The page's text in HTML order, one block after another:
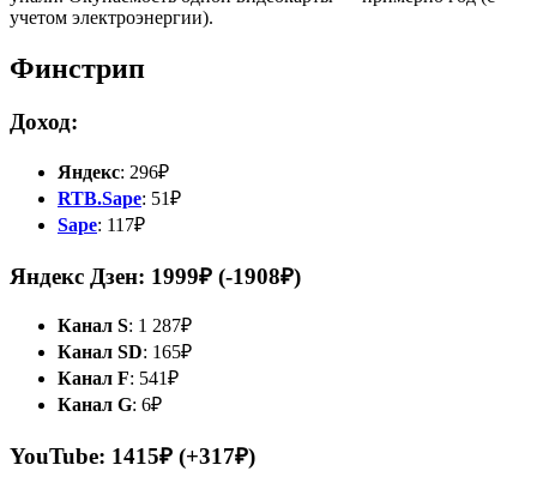
учетом электроэнергии).
Финстрип
Доход:
Яндекс: 296₽
RTB.Sape: 51₽
Sape: 117₽
Яндекс Дзен: 1999₽ (-1908₽)
Канал S: 1 287₽
Канал SD: 165₽
Канал F: 541₽
Канал G: 6₽
YouTube: 1415₽ (+317₽)